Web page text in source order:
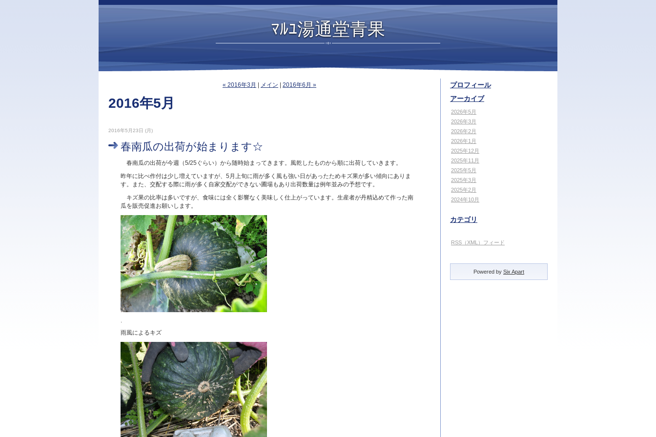
ﾏﾙﾕ湯通堂青果
« 2016年3月 メイン 2016年6月 »
2016年5月
2016年5月23日 (月)
春南瓜の出荷が始まります☆
春南瓜の出荷が今週（5/25ぐらい）から随時始まってきます。風乾したものから順に出荷していきます。
昨年に比べ作付は少し増えていますが、5月上旬に雨が多く風も強い日があったためキズ果が多い傾向にありま
す。また、交配する際に雨が多く自家交配ができない圃場もあり出荷数量は例年並みの予想です。
キズ果の比率は多いですが、食味には全く影響なく美味しく仕上がっています。生産者が丹精込めて作った南
瓜を販売促進お願いします。
.
雨風によるキズ
プロフィール
アーカイブ
2026年5月
2026年3月
2026年2月
2026年1月
2025年12月
2025年11月
2025年5月
2025年3月
2025年2月
2024年10月
カテゴリ
RSS（XML）フィード
Powered by Six Apart